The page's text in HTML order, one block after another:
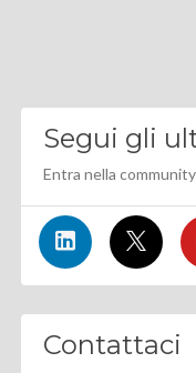
Segui gli
Entra nella community
Contattaci